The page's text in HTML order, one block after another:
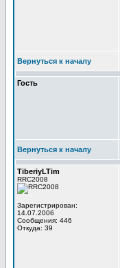
Вернуться к началу
Гость
Вернуться к началу
TiberiyLTim
RRC2008
Зарегистрирован:
14.07.2006
Сообщения: 446
Откуда: 39